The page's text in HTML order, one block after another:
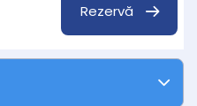
Rezervă